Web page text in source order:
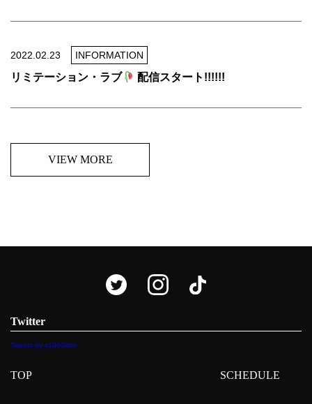
2022.02.23 INFORMATION
リミテーション・ラブ 配信スタート!!!!!!
VIEW MORE
Twitter
Tweets by s1000idol
TOP SCHEDULE